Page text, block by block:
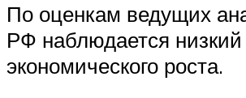
По оценкам ведущих
РФ наблюдается низкий
экономического роста.